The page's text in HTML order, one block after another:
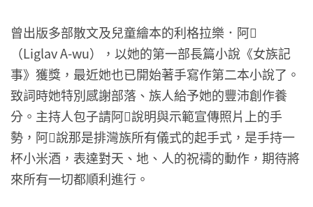
曾出版多部散文及兒童繪本的利格拉樂．阿𡠄
（Liglav A-wu），以她的第一部長篇小說《女族記
事》獲獎，最近她也已開始著手寫作第二本小說了。
致詞時她特別感謝部落、族人給予她的豐沛創作養
分。主持人包子請阿𡠄說明與示範宣傳照片上的手
勢，阿𡠄說那是排灣族所有儀式的起手式，是手持一
杯小米酒，表達對天、地、人的祝禱的動作，期待將
來所有一切都順利進行。